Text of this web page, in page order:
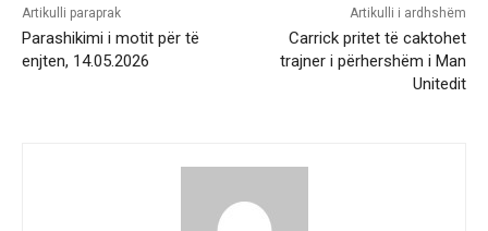
Artikulli paraprak
Parashikimi i motit për të
enjten, 14.05.2026
Artikulli i ardhshëm
Carrick pritet të caktohet
trajner i përhershëm i Man
Unitedit